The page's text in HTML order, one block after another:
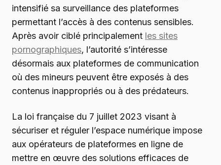
intensifié sa surveillance des plateformes
permettant l’accès à des contenus sensibles.
Après avoir ciblé principalement les sites
pornographiques, l’autorité s’intéresse
désormais aux plateformes de communication
où des mineurs peuvent être exposés à des
contenus inappropriés ou à des prédateurs.
La loi française du 7 juillet 2023 visant à
sécuriser et réguler l’espace numérique impose
aux opérateurs de plateformes en ligne de
mettre en œuvre des solutions efficaces de